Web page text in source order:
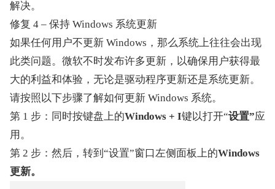
解决。
修复 4 – 保持 Windows 系统更新
如果任何用户不更新 Windows，那么系统上往往会出现
此类问题。微软不时发布许多更新，以确保用户获得最
大的利益和体验，无论是驱动程序更新还是系统更新。
请按照以下步骤了解如何更新 Windows 系统。
第 1 步：同时按键盘上的Windows + I键以打开“设置”应
用。
第 2 步：然后，转到“设置”窗口左侧面板上的Windows
更新。